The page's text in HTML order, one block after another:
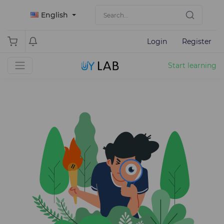
English
Login Register
Start learning